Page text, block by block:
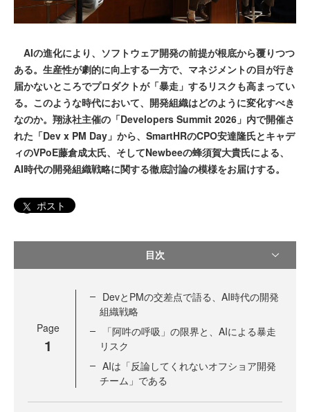
AIの進化により、ソフトウェア開発の前提が根底から覆りつつ
ある。生産性が劇的に向上する一方で、マネジメントの目が行き
届かないところでプロダクトが「暴走」するリスクも高まってい
る。このような時代において、開発組織はどのように変化すべき
なのか。翔泳社主催の「Developers Summit 2026」内で開催さ
れた「Dev x PM Day」から、SmartHRのCPO安達隆氏とキャデ
ィのVPoE藤倉成太氏、そしてNewbeeの蜂須賀大貴氏による、
AI時代の開発組織戦略に関する徹底討論の模様をお届けする。
ポスト
目次
Page
1
DevとPMの交差点で語る、AI時代の開発
組織戦略
「阿吽の呼吸」の限界と、AIによる暴走
リスク
AIは「反論してくれないオフショア開発
チーム」である